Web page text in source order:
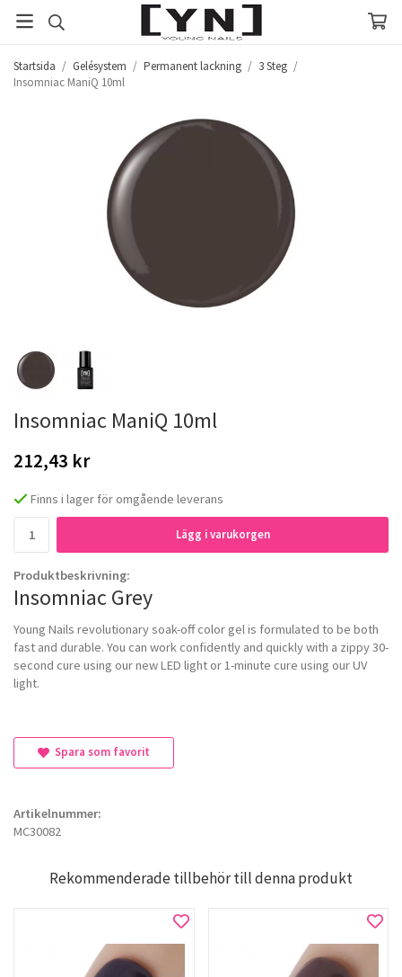
Startsida / Gelésystem / Permanent lackning / 3 Steg /
Insomniac ManiQ 10ml
Insomniac ManiQ 10ml
212,43 kr
Finns i lager för omgående leverans
Lägg i varukorgen
Produktbeskrivning:
Insomniac Grey
Young Nails revolutionary soak-off color gel is formulated to be both
fast and durable. You can work confidently and quickly with a zippy 30-
second cure using our new LED light or 1-minute cure using our UV
light.
Spara som favorit
Artikelnummer:
MC30082
Rekommenderade tillbehör till denna produkt